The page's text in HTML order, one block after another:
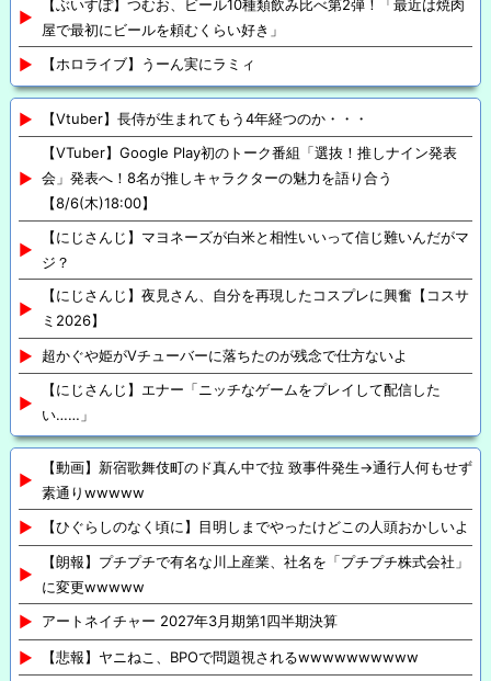
【ぶいすぽ】つむお、ビール10種類飲み比べ第2弾！「最近は焼肉
屋で最初にビールを頼むくらい好き」
【ホロライブ】うーん実にラミィ
【Vtuber】長侍が生まれてもう4年経つのか・・・
【VTuber】Google Play初のトーク番組「選抜！推しナイン発表
会」発表へ！8名が推しキャラクターの魅力を語り合う
【8/6(木)18:00】
【にじさんじ】マヨネーズが白米と相性いいって信じ難いんだがマ
ジ？
【にじさんじ】夜見さん、自分を再現したコスプレに興奮【コスサ
ミ2026】
超かぐや姫がVチューバーに落ちたのが残念で仕方ないよ
【にじさんじ】エナー「ニッチなゲームをプレイして配信した
い……」
【動画】新宿歌舞伎町のド真ん中で拉 致事件発生→通行人何もせず
素通りwwwww
【ひぐらしのなく頃に】目明しまでやったけどこの人頭おかしいよ
【朗報】プチプチで有名な川上産業、社名を「プチプチ株式会社」
に変更wwwww
アートネイチャー 2027年3月期第1四半期決算
【悲報】ヤニねこ、BPOで問題視されるwwwwwwwwww